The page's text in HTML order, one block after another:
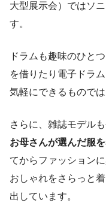
大型展示会）ではソ
す。
ドラムも趣味のひと
を借りたり電子ドラ
気軽にできるものでは
さらに、雑誌モデル
お母さんが選んだ服
てからファッション
おしゃれをさらっと
出しています。